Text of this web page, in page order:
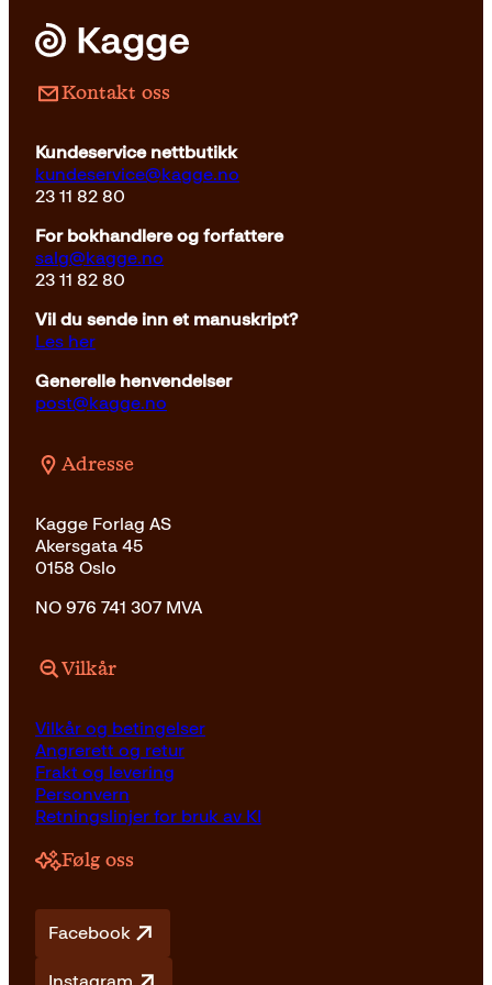
Kontakt oss
Kundeservice nettbutikk
kundeservice@kagge.no
23 11 82 80
For bokhandlere og forfattere
salg@kagge.no
23 11 82 80
Vil du sende inn et manuskript?
Les her
Generelle henvendelser
post@kagge.no
Adresse
Kagge Forlag AS
Akersgata 45
0158 Oslo
NO 976 741 307 MVA
Vilkår
Vilkår og betingelser
Angrerett og retur
Frakt og levering
Personvern
Retningslinjer for bruk av KI
Følg oss
Facebook